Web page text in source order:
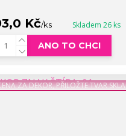
Kč/ks Skladem 26 ks
ANO TO CHCI
ZA DEKOR, PŘILOŽTE TVAR SKLA